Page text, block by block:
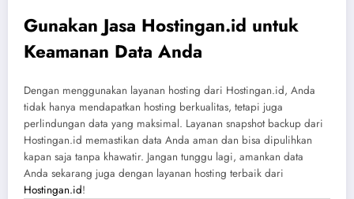
Gunakan Jasa Hostingan.id untuk
Keamanan Data Anda
Dengan menggunakan layanan hosting dari Hostingan.id, Anda
tidak hanya mendapatkan hosting berkualitas, tetapi juga
perlindungan data yang maksimal. Layanan snapshot backup dari
Hostingan.id memastikan data Anda aman dan bisa dipulihkan
kapan saja tanpa khawatir. Jangan tunggu lagi, amankan data
Anda sekarang juga dengan layanan hosting terbaik dari
Hostingan.id!